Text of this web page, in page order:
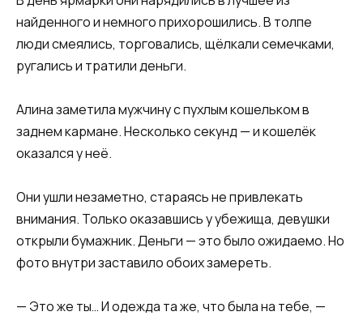
найденного и немного прихорошились. В толпе
люди смеялись, торговались, щёлкали семечками,
ругались и тратили деньги.
Алина заметила мужчину с пухлым кошельком в
заднем кармане. Несколько секунд — и кошелёк
оказался у неё.
Они ушли незаметно, стараясь не привлекать
внимания. Только оказавшись у убежища, девушки
открыли бумажник. Деньги — это было ожидаемо. Но
фото внутри заставило обоих замереть.
— Это же ты… И одежда та же, что была на тебе, —